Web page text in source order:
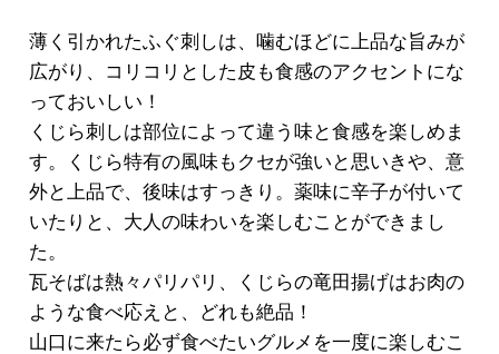
薄く引かれたふぐ刺しは、噛むほどに上品な旨みが
広がり、コリコリとした皮も食感のアクセントにな
っておいしい！
くじら刺しは部位によって違う味と食感を楽しめま
す。くじら特有の風味もクセが強いと思いきや、意
外と上品で、後味はすっきり。薬味に辛子が付いて
いたりと、大人の味わいを楽しむことができまし
た。
瓦そばは熱々パリパリ、くじらの竜田揚げはお肉の
ような食べ応えと、どれも絶品！
山口に来たら必ず食べたいグルメを一度に楽しむこ